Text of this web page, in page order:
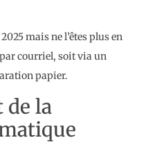
mais ne l’êtes plus en
courriel, soit via un
papier.
de la